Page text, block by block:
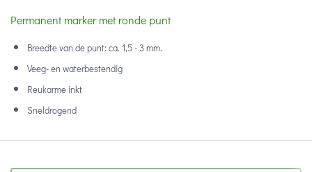
Permanent marker met ronde punt
Breedte van de punt: ca. 1,5 - 3 mm.
Veeg- en waterbestendig
Reukarme inkt
Sneldrogend